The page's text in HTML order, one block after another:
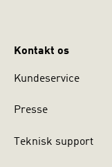
Kontakt os
Kundeservice
Presse
Teknisk support